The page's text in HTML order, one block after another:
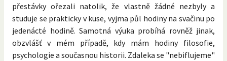
přestávky ořezali natolik, že vlastně žádné nezbyly a
studuje se prakticky v kuse, vyjma půl hodiny na svačinu po
jedenácté hodině. Samotná výuka probíhá rovněž jinak,
obzvlášť v mém případě, kdy mám hodiny filosofie,
psychologie a současnou historii. Zdaleka se "nebiflujeme"